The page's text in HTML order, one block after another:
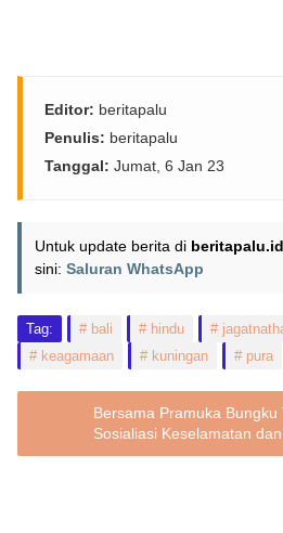
Editor: beritapalu
Penulis: beritapalu
Tanggal: Jumat, 6 Jan 23
Untuk update berita di beritapalu.id
sini: Saluran WhatsApp
Tag: bali hindu
keagamaan
kuningan pura
Bersama Pramuka
Sosialiasi Keselamatan